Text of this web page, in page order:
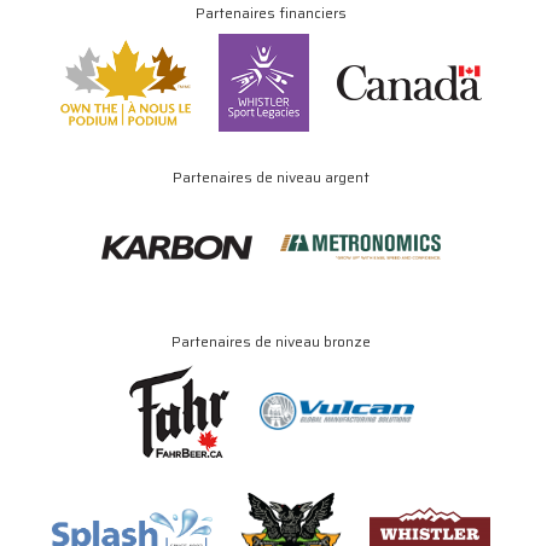
Partenaires financiers
Partenaires de niveau argent
Partenaires de niveau bronze